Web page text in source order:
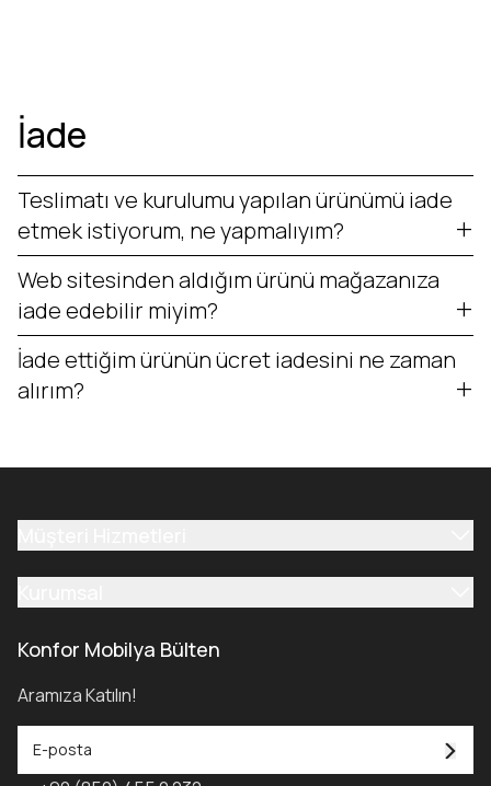
İade
Teslimatı ve kurulumu yapılan ürünümü iade
etmek istiyorum, ne yapmalıyım?
Web sitesinden aldığım ürünü mağazanıza
iade edebilir miyim?
İade ettiğim ürünün ücret iadesini ne zaman
alırım?
Konfor Mobilya Bülten
Aramıza Katılın!